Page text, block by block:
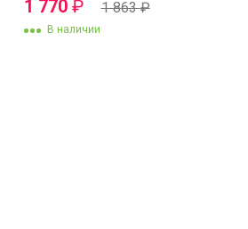
1 770 ₽ 1 863₽
В наличии